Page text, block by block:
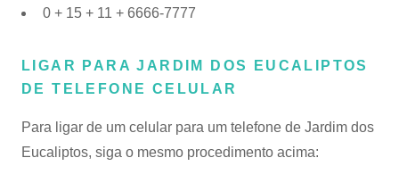
0 + 15 + 11 + 6666-7777
LIGAR PARA JARDIM DOS EUCALIPTOS
DE TELEFONE CELULAR
Para ligar de um celular para um telefone de Jardim dos
Eucaliptos, siga o mesmo procedimento acima: